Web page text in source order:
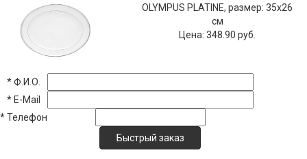
OLYMPUS PLATINE, размер: 35х26
см
Цена:348.90 руб.
*Ф.И.О.
* E-Mail
*Телефон